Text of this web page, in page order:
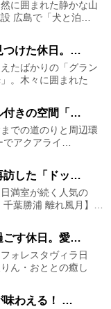
に囲まれた静かな山
広島で「犬と泊…
つけた休日。…
たばかりの「グラン
。木々に囲まれた
付きの空間「…
での道のりと周辺環
アクアライ…
訪した「ドッ…
満室が続く人気の
千葉勝浦 離れ風月】…
ごす休日。愛…
ォレスタヴィラ日
ん・おととの癒し
味わえる！ …